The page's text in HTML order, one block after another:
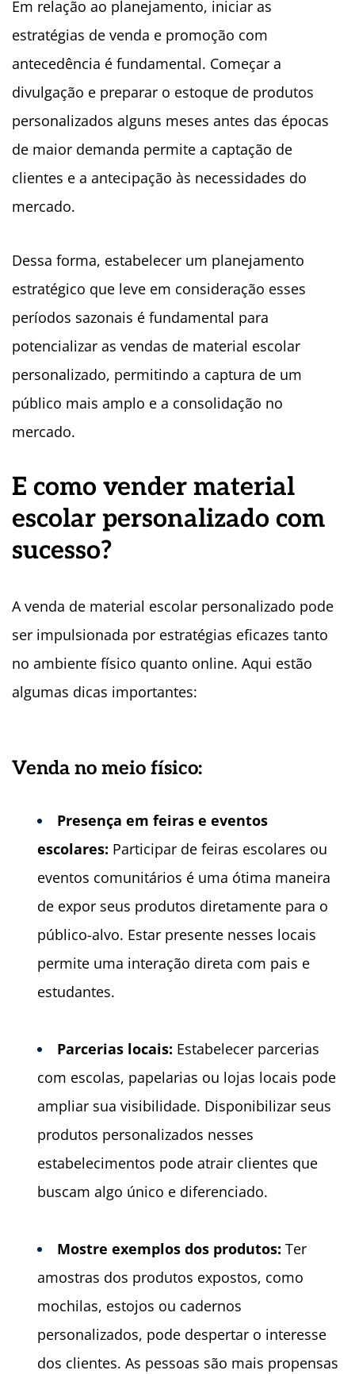
Em relação ao planejamento, iniciar as
estratégias de venda e promoção com
antecedência é fundamental. Começar a
divulgação e preparar o estoque de produtos
personalizados alguns meses antes das épocas
de maior demanda permite a captação de
clientes e a antecipação às necessidades do
mercado.
Dessa forma, estabelecer um planejamento
estratégico que leve em consideração esses
períodos sazonais é fundamental para
potencializar as vendas de material escolar
personalizado, permitindo a captura de um
público mais amplo e a consolidação no
mercado.
E como vender material
escolar personalizado com
sucesso?
A venda de material escolar personalizado pode
ser impulsionada por estratégias eficazes tanto
no ambiente físico quanto online. Aqui estão
algumas dicas importantes:
Venda no meio físico:
Presença em feiras e eventos
escolares: Participar de feiras escolares ou
eventos comunitários é uma ótima maneira
de expor seus produtos diretamente para o
público-alvo. Estar presente nesses locais
permite uma interação direta com pais e
estudantes.
Parcerias locais: Estabelecer parcerias
com escolas, papelarias ou lojas locais pode
ampliar sua visibilidade. Disponibilizar seus
produtos personalizados nesses
estabelecimentos pode atrair clientes que
buscam algo único e diferenciado.
Mostre exemplos dos produtos: Ter
amostras dos produtos expostos, como
mochilas, estojos ou cadernos
personalizados, pode despertar o interesse
dos clientes. As pessoas são mais propensas